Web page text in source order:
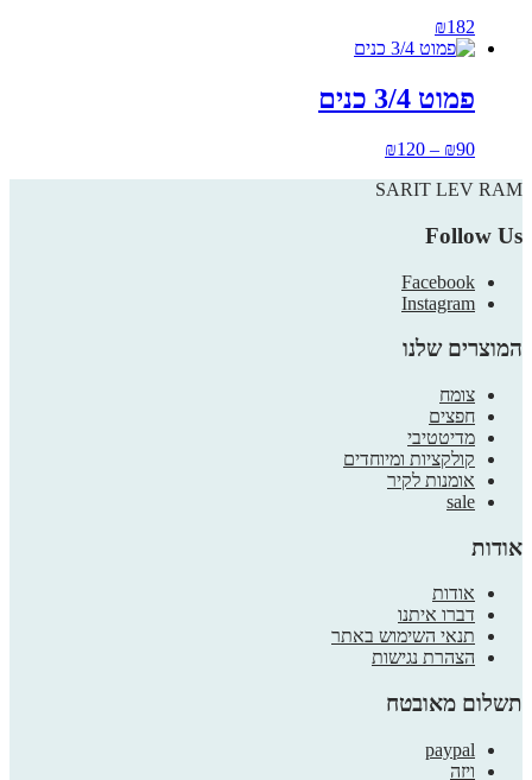
₪182
פמוט 3/4 כנים
₪90
–
₪120
יש
SARIT LEV RAM
Follow Us
Facebook
Instagram
המוצרים שלנו
צומח
חפצים
מדיטטיבי
קולקציות ומיוחדים
אומנות לקיר
sale
אודות
אודות
דברו איתנו
תנאי השימוש באתר
הצהרת נגישות
תשלום מאובטח
paypal
ויזה